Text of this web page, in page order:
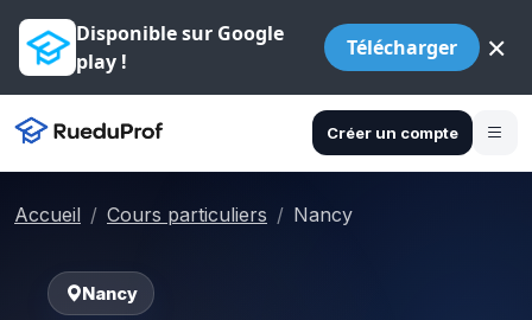
Disponible sur Google
play !
Télécharger ×
Créer un compte
Accueil Cours particuliers Nancy
Nancy